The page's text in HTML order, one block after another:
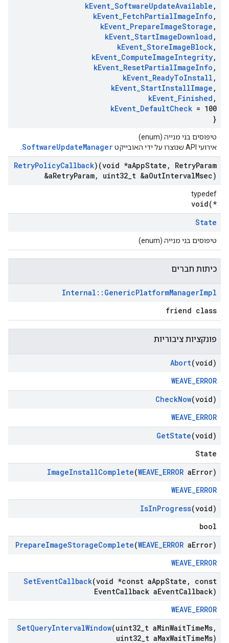
kEvent_SoftwareUpdateAvailable ,
kEvent_FetchPartialImageInfo ,
kEvent_PrepareImageStorage ,
kEvent_StartImageDownload ,
kEvent_StoreImageBlock,
kEvent_ComputeImageIntegrity,
kEvent_ResetPartialImageInfo ,
kEvent_ReadyToInstall ,
kEvent_StartInstallImage ,
kEvent_Finished ,
kEvent_DefaultCheck = 100
}
טיפוסים בני מנייה (enum)
אירועי API שנוצרו על ידי האובייקט
SoftwareUpdateManager
RetryPolicyCallback)(void *aAppState , RetryParam
&aRetryParam, uint32 t &aOutIntervalMsec)
typedef
void(*
State
טיפוסים בני מנייה (enum)
כיתות חברים
Internal :: GenericPlatformManagerImpl
friend class
פונקציות ציבוריות
Abort(void)
WEAVE_ERROR
CheckNow(void)
WEAVE_ERROR
GetState(void)
State
ImageInstallComplete(WEAVE_ERROR aError)
WEAVE_ERROR
IsInProgress(void)
bool
PrepareImageStorageComplete(WEAVE_ERROR aError)
WEAVE_ERROR
SetEventCallback(void *const aAppState ,
const
EventCallback aEventCallback)
WEAVE_ERROR
SetQueryIntervalWindow(uint32 t aMinWaitTimeMs,
uint32 t aMaxWaitTimeMs)